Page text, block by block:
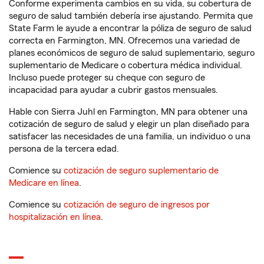
Conforme experimenta cambios en su vida, su cobertura de
seguro de salud también debería irse ajustando. Permita que
State Farm le ayude a encontrar la póliza de seguro de salud
correcta en Farmington, MN. Ofrecemos una variedad de
planes económicos de seguro de salud suplementario, seguro
suplementario de Medicare o cobertura médica individual.
Incluso puede proteger su cheque con seguro de
incapacidad para ayudar a cubrir gastos mensuales.
Hable con Sierra Juhl en Farmington, MN para obtener una
cotización de seguro de salud y elegir un plan diseñado para
satisfacer las necesidades de una familia, un individuo o una
persona de la tercera edad.
Comience su cotización de seguro suplementario de
Medicare en línea.
Comience su cotización de seguro de ingresos por
hospitalización en línea.